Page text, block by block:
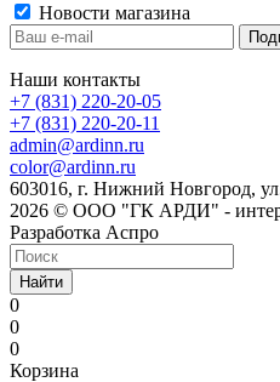
Новости магазина
Наши контакты
+7 (831) 220-20-05
+7 (831) 220-20-11
admin@ardinn.ru
color@ardinn.ru
603016, г. Нижний Новгород,
2026 © ООО "ГК АРДИ" -
Разработка Аспро
Найти
0
0
0
Корзина